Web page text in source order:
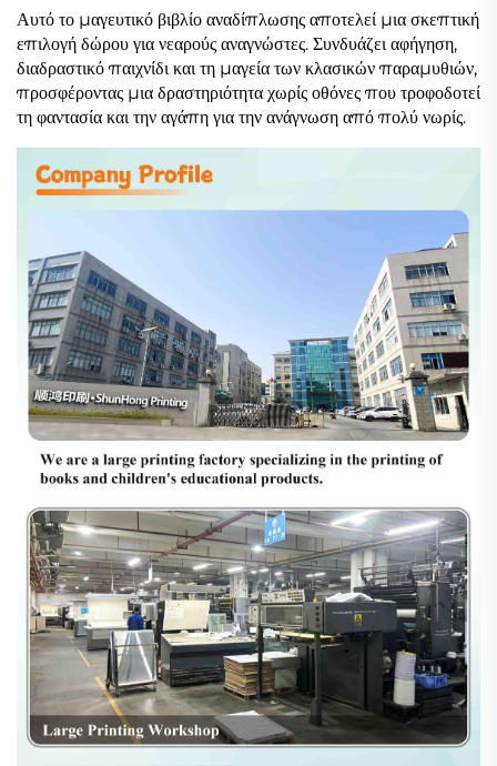
Αυτό το μαγευτικό βιβλίο αναδίπλωσης αποτελεί μια σκεπτική
επιλογή δώρου για νεαρούς αναγνώστες. Συνδυάζει αφήγηση,
διαδραστικό παιχνίδι και τη μαγεία των κλασικών παραμυθιών,
προσφέροντας μια δραστηριότητα χωρίς οθόνες που τροφοδοτεί
τη φαντασία και την αγάπη για την ανάγνωση από πολύ νωρίς.